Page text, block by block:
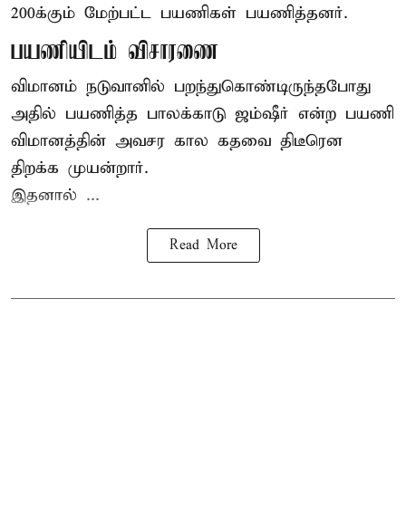
200க்கும் மேற்பட்ட பயணிகள் பயணித்தனர்.
பயணியிடம் விசாரணை
விமானம் நடுவானில் பறந்துகொண்டிருந்தபோது
அதில் பயணித்த பாலக்காடு ஜம்ஷீர் என்ற பயணி
விமானத்தின் அவசர கால கதவை திடீரென
திறக்க முயன்றார்.
இதனால் ...
Read More